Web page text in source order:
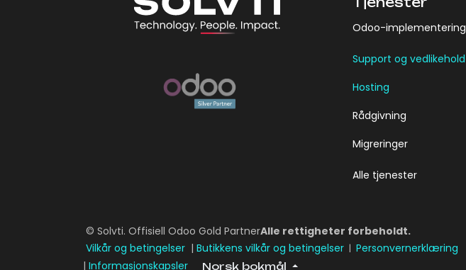
Odoo-implementering ​
Support og vedlikehold
Hosting
Rådgivning
Migreringer
Alle tjenester
© Solvti. Offisiell Odoo Gold PartnerAlle rettigheter forbeholdt.
Vilkår og betingelser | Butikkens vilkår og betingelser | Personvernerklæring
| Informasjonskapsler Norsk bokmål